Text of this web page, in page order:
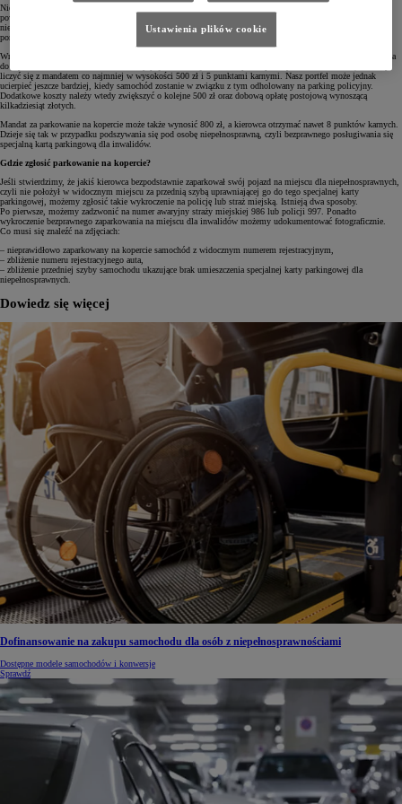
Nieuprawnione parkowanie na kopercie jest oczywiście wykroczeniem podlegającym karze. Trzeba jednak
powiedzieć, że przede wszystkim jest wyrazem braku wyobraźni i empatii w stosunku do osób
niepełnosprawnych. Dlatego zanim zdecydujemy się postawić swój samochód w takim miejscu, najpierw
pomyślmy, czy faktycznie chcielibyśmy być w sytuacji osoby niepełnosprawnej.
Wracając do kar, polskie Prawo o ruchu drogowym jasno określa sytuacje, w których policja jest zobligowana
do wystawienia mandatu. Jeśli stawiamy pojazd na miejscu dla niepełnosprawnych bez zezwolenia, musimy
liczyć się z mandatem co najmniej w wysokości 500 zł i 5 punktami karnymi. Nasz portfel może jednak
ucierpieć jeszcze bardziej, kiedy samochód zostanie w związku z tym odholowany na parking policyjny.
Dodatkowe koszty należy wtedy zwiększyć o kolejne 500 zł oraz dobową opłatę postojową wynoszącą
kilkadziesiąt złotych.
Mandat za parkowanie na kopercie może także wynosić 800 zł, a kierowca otrzymać nawet 8 punktów karnych.
Dzieje się tak w przypadku podszywania się pod osobę niepełnosprawną, czyli bezprawnego posługiwania się
specjalną kartą parkingową dla inwalidów.
Gdzie zgłosić parkowanie na kopercie?
Jeśli stwierdzimy, że jakiś kierowca bezpodstawnie zaparkował swój pojazd na miejscu dla niepełnosprawnych,
czyli nie położył w widocznym miejscu za przednią szybą uprawniającej go do tego specjalnej karty
parkingowej, możemy zgłosić takie wykroczenie na policję lub straż miejską. Istnieją dwa sposoby.
Po pierwsze, możemy zadzwonić na numer awaryjny straży miejskiej 986 lub policji 997. Ponadto
wykroczenie bezprawnego zaparkowania na miejscu dla inwalidów możemy udokumentować fotograficznie.
Co musi się znaleźć na zdjęciach:
– nieprawidłowo zaparkowany na kopercie samochód z widocznym numerem rejestracyjnym,
– zbliżenie numeru rejestracyjnego auta,
– zbliżenie przedniej szyby samochodu ukazujące brak umieszczenia specjalnej karty parkingowej dla
niepełnosprawnych.
Dowiedz się więcej
Dofinansowanie na zakupu samochodu dla osób z niepełnosprawnościami
Dostępne modele samochodów i konwersje
Sprawdź
Ustawienia plików cookie